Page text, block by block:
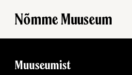
Nõmme Muuseum
Muuseumist